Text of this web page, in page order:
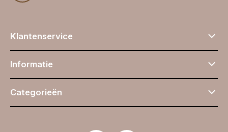
Klantenservice
Informatie
Categorieën